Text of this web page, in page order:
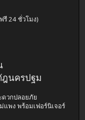
24 ชั่วโมง)
ฎนครปฐม
ดวกปลอยภัย
แพง พร้อมเฟอร์นิเจอร์